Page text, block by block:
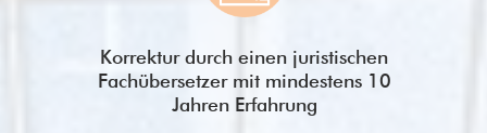
Korrektur durch einen juristischen
Fachübersetzer mit mindestens 10
Jahren Erfahrung